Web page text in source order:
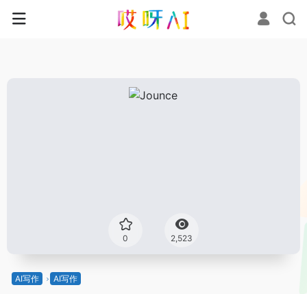
0 2,523
AI写作 AI写作